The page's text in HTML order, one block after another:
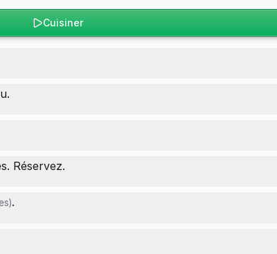
Cuisiner
Réservez.
.